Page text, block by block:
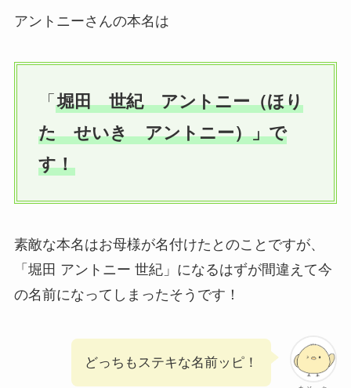
アントニーさんの本名は
「 堀田 世紀 アントニー（ほり
た せいき アントニー）」で
す！
素敵な本名はお母様が名付けたとのことですが、
「堀田 アントニー 世紀」になるはずが間違えて今
の名前になってしまったそうです！
どっちもステキな名前ッピ！